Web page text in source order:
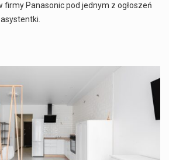
firmy Panasonic pod jednym z ogłoszeń